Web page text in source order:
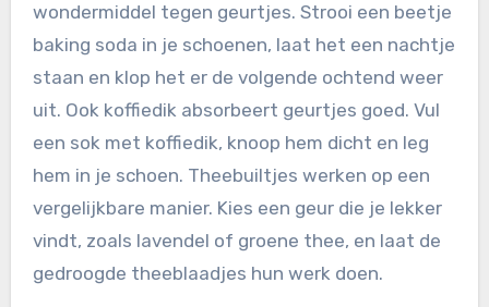
wondermiddel tegen geurtjes. Strooi een beetje
baking soda in je schoenen, laat het een nachtje
staan en klop het er de volgende ochtend weer
uit. Ook koffiedik absorbeert geurtjes goed. Vul
een sok met koffiedik, knoop hem dicht en leg
hem in je schoen. Theebuiltjes werken op een
vergelijkbare manier. Kies een geur die je lekker
vindt, zoals lavendel of groene thee, en laat de
gedroogde theeblaadjes hun werk doen.